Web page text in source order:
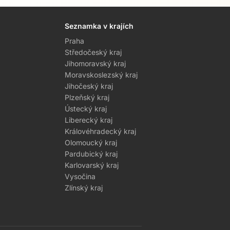
Seznamka v krajích
Praha
Středočeský kraj
Jihomoravský kraj
Moravskoslezský kraj
Jihočeský kraj
Plzeňský kraj
Ústecký kraj
Liberecký kraj
Královéhradecký kraj
Olomoucký kraj
Pardubický kraj
Karlovarský kraj
Vysočina
Zlínský kraj